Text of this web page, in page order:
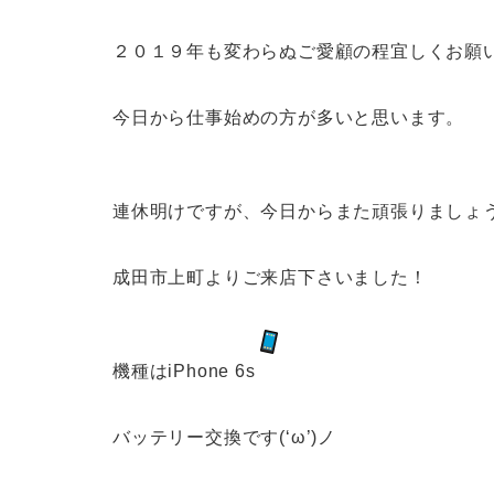
２０１９年も変わらぬご愛顧の程宜しくお願
今日から仕事始めの方が多いと思います。
連休明けですが、今日からまた頑張りましょ
成田市上町よりご来店下さいました！
機種はiPhone 6s
バッテリー交換です(‘ω’)ノ